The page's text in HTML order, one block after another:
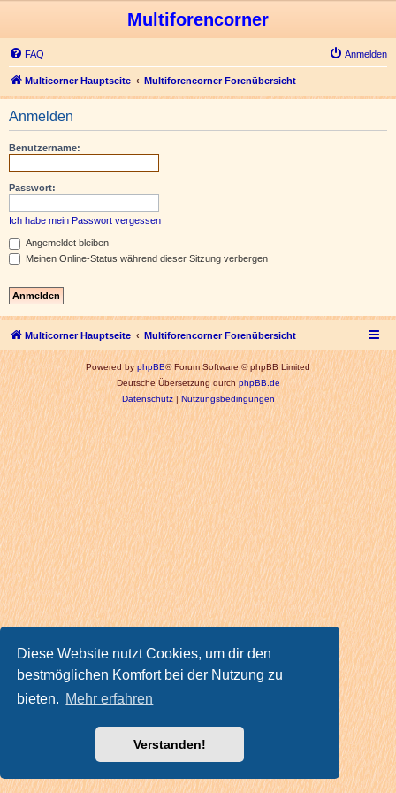
Diese Website nutzt Cookies, um dir den
bestmöglichen Komfort bei der Nutzung zu
bieten. Mehr erfahren
Verstanden!
Multiforencorner
FAQ Anmelden
Multicorner Hauptseite Multiforencorner Forenübersicht
Anmelden
Benutzername:
Passwort:
Ich habe mein Passwort vergessen
Angemeldet bleiben
Meinen Online-Status während dieser Sitzung verbergen
Multicorner Hauptseite Multiforencorner Forenübersicht
Powered byphpBB® Forum Software © phpBB Limited
Deutsche Übersetzung durchphpBB.de
Datenschutz| Nutzungsbedingungen